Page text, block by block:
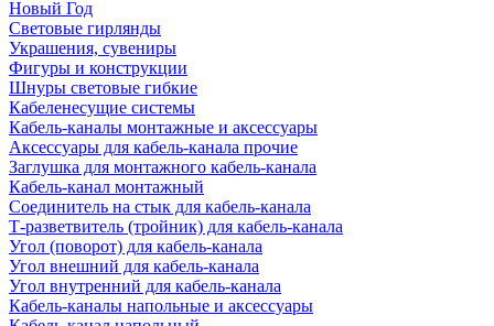
Новый Год
Световые гирлянды
Украшения, сувениры
Фигуры и конструкции
Шнуры световые гибкие
Кабеленесущие системы
Кабель-каналы монтажные и аксессуары
Аксессуары для кабель-канала прочие
Заглушка для монтажного кабель-канала
Кабель-канал монтажный
Соединитель на стык для кабель-канала
Т-разветвитель (тройник) для кабель-канала
Угол (поворот) для кабель-канала
Угол внешний для кабель-канала
Угол внутренний для кабель-канала
Кабель-каналы напольные и аксессуары